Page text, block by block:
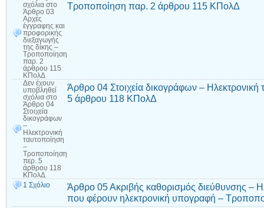
σχόλια στο
Άρθρο 03
Αρχές
έγγραφης και
προφορικής
διεξαγωγής
της δίκης –
Τροποποίηση
παρ. 2
άρθρου 115
ΚΠολΔ
Τροποποίηση παρ. 2 άρθρου 115 ΚΠολΔ
Δεν έχουν
υποβληθεί
σχόλια στο
Άρθρο 04
Στοιχεία
δικογράφων
–
Ηλεκτρονική
ταυτοποίηση
–
Τροποποίηση
περ. 5
άρθρου 118
ΚΠολΔ
Άρθρο 04 Στοιχεία δικογράφων –
5 άρθρου 118 ΚΠολΔ
1 Σχόλιο
Άρθρο 05 Ακριβής καθορισμός διεύθυνσης –
που φέρουν ηλεκτρονική υπογραφή –